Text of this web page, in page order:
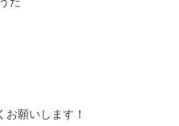
願いします！